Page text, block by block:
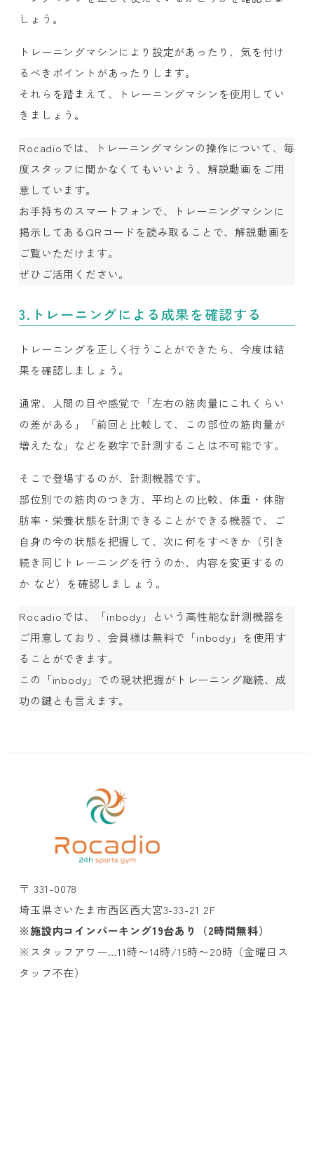
しょう。
トレーニングマシンにより設定があったり、気を付け
るべきポイントがあったりします。
それらを踏まえて、トレーニングマシンを使用してい
きましょう。
Rocadioでは、トレーニングマシンの操作について、毎
度スタッフに聞かなくてもいいよう、解説動画をご用
意しています。
お手持ちのスマートフォンで、トレーニングマシンに
掲示してあるQRコードを読み取ることで、解説動画を
ご覧いただけます。
ぜひご活用ください。
3.トレーニングによる成果を確認する
トレーニングを正しく行うことができたら、今度は結
果を確認しましょう。
通常、人間の目や感覚で「左右の筋肉量にこれくらい
の差がある」「前回と比較して、この部位の筋肉量が
増えたな」などを数字で計測することは不可能です。
そこで登場するのが、計測機器です。
部位別での筋肉のつき方、平均との比較、体重・体脂
肪率・栄養状態を計測できることができる機器で、ご
自身の今の状態を把握して、次に何をすべきか（引き
続き同じトレーニングを行うのか、内容を変更するの
か など）を確認しましょう。
Rocadioでは、「inbody」という高性能な計測機器を
ご用意しており、会員様は無料で「inbody」を使用す
ることができます。
この「inbody」での現状把握がトレーニング継続、成
功の鍵とも言えます。
〒 331-0078
埼玉県さいたま市西区西大宮3-33-21 2F
※施設内コインパーキング19台あり（2時間無料）
※スタッフアワー…11時〜14時/15時〜20時（金曜日ス
タッフ不在）